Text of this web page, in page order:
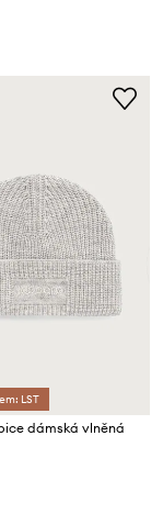
LST
dámská vlněná